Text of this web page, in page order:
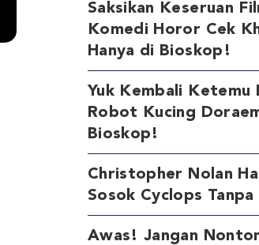
Saksikan Keseruan
Komedi Horor Cek
Hanya di Bioskop!
Yuk Kembali Ketemu
Robot Kucing
Bioskop!
Christopher Nolan
Sosok Cyclops Tanpa
Awas! Jangan